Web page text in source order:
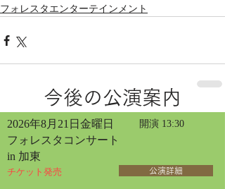
フォレスタエンターテインメント
今後の公演案内
2026年8月21日金曜日 開演 13:30
フォレスタコンサート
in 加東
チケット発売 公演詳細